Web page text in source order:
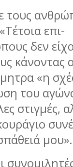
τους
επι-
δεν
κάνοντας
«η
του
στιγµές,
µου».